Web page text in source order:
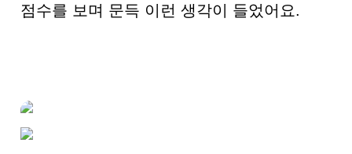
점수를 보며 문득 이런 생각이 들었어요.